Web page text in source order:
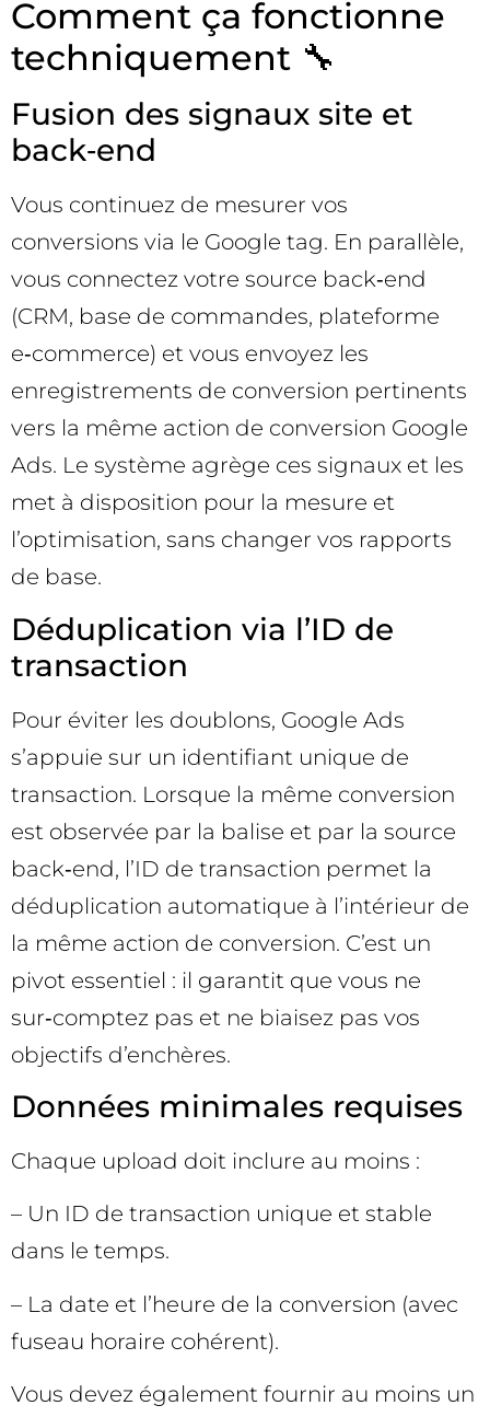
Comment ça fonctionne
techniquement 🔧
Fusion des signaux site et
back‑end
Vous continuez de mesurer vos
conversions via le Google tag. En parallèle,
vous connectez votre source back‑end
(CRM, base de commandes, plateforme
e‑commerce) et vous envoyez les
enregistrements de conversion pertinents
vers la même action de conversion Google
Ads. Le système agrège ces signaux et les
met à disposition pour la mesure et
l’optimisation, sans changer vos rapports
de base.
Déduplication via l’ID de
transaction
Pour éviter les doublons, Google Ads
s’appuie sur un identifiant unique de
transaction. Lorsque la même conversion
est observée par la balise et par la source
back‑end, l’ID de transaction permet la
déduplication automatique à l’intérieur de
la même action de conversion. C’est un
pivot essentiel : il garantit que vous ne
sur‑comptez pas et ne biaisez pas vos
objectifs d’enchères.
Données minimales requises
Chaque upload doit inclure au moins :
– Un ID de transaction unique et stable
dans le temps.
– La date et l’heure de la conversion (avec
fuseau horaire cohérent).
Vous devez également fournir au moins un